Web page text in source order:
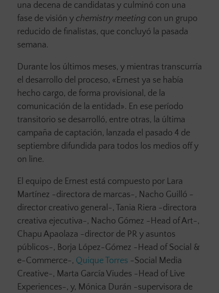
una decena de candidatas y culminó con una
fase de visión y chemistry meeting con un grupo
reducido de finalistas, que concluyó la pasada
semana.
Durante los últimos meses, y mientras transcurría
el desarrollo del proceso, «Ernest ya se había
hecho cargo, de forma provisional, de la
comunicación de la entidad». En ese período
transitorio se desarrolló, entre otras, la última
campaña de captación, lanzada el pasado 4 de
septiembre difundida para todos los medios off y
on line.
El equipo de Ernest está compuesto por Lara
Martínez -directora de marcas-, Nacho Guilló -
director creativo general-, Tania Riera -directora
creativa ejecutiva-, Nacho Gómez -Head of Art-,
Chapu Apaolaza -director de PR y asuntos
públicos-, Borja López-Gómez -Head of Social &
e-Commerce-, Quique Torres -Social Media
Creative-, Marta García Viudes -Head of Live
Experiences-, y, Mónica Durán -supervisora de